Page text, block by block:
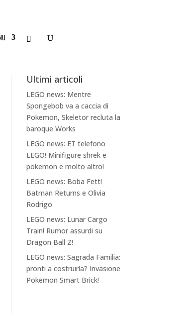
Ultimi articoli
LEGO news: Mentre
Spongebob va a caccia di
Pokemon, Skeletor recluta la
baroque Works
LEGO news: ET telefono
LEGO! Minifigure shrek e
pokemon e molto altro!
LEGO news: Boba Fett!
Batman Returns e Olivia
Rodrigo
LEGO news: Lunar Cargo
Train! Rumor assurdi su
Dragon Ball Z!
LEGO news: Sagrada Familia:
pronti a costruirla? Invasione
Pokemon Smart Brick!